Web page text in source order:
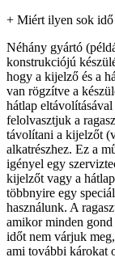
+ Miért ilyen sok idő
Néhány gyártó
konstrukciójú
hogy a kijelző és a
van rögzítve a
hátlap
felolvasztjuk a
távolítani a kijelzőt
alkatrészhez. Ez a
igényel egy
kijelzőt vagy a
többnyire egy
használunk. A
amikor minden
időt nem várjuk
ami további károkat